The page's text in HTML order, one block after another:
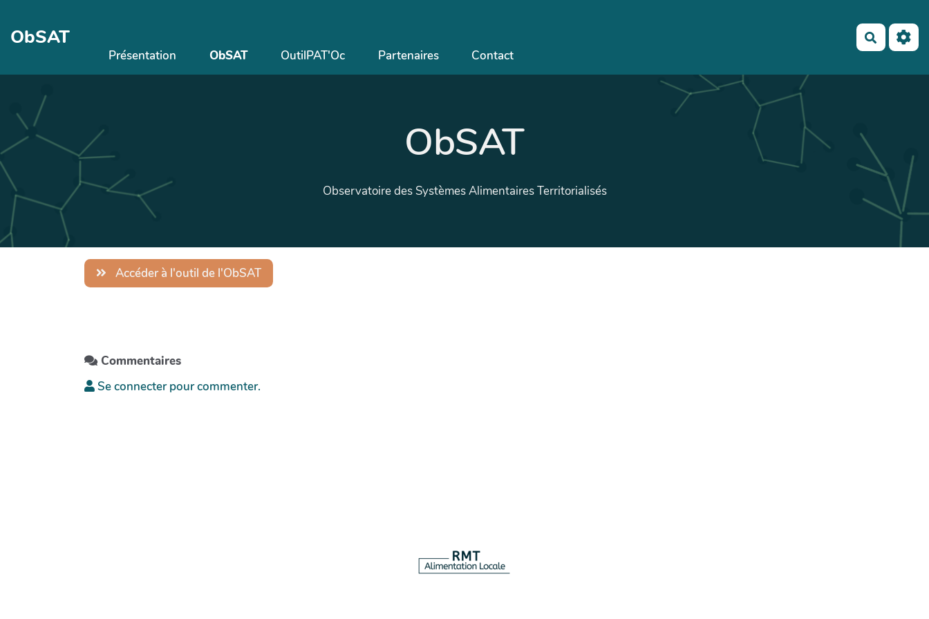
ObSAT
Présentation ObSAT OutilPAT'Oc Partenaires Contact
ObSAT
Observatoire des Systèmes Alimentaires Territorialisés
Accéder à l'outil de l'ObSAT
Commentaires
Se connecter pour commenter.